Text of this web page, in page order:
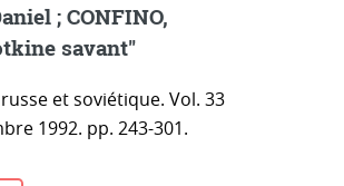
; CONFINO,
savant"
et soviétique. Vol. 33
1992. pp. 243-301.